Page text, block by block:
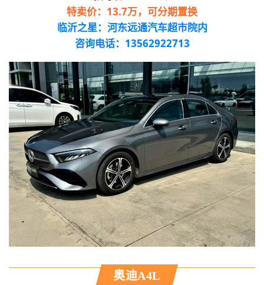
特卖价：13.7万， 可分期置换
临沂之星：河东远通汽车超市院内
咨询电话：13562922713
奥迪A4L